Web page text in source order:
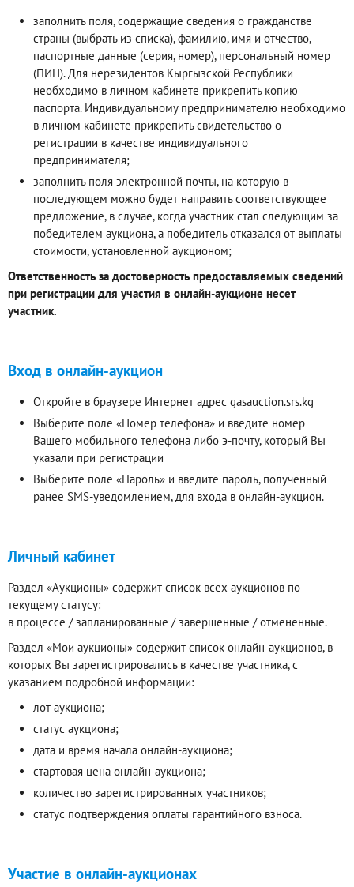
заполнить поля, содержащие сведения о гражданстве
страны (выбрать из списка), фамилию, имя и отчество,
паспортные данные (серия, номер), персональный номер
(ПИН). Для нерезидентов Кыргызской Республики
необходимо в личном кабинете прикрепить копию
паспорта. Индивидуальному предпринимателю необходимо
в личном кабинете прикрепить свидетельство о
регистрации в качестве индивидуального
предпринимателя;
заполнить поля электронной почты, на которую в
последующем можно будет направить соответствующее
предложение, в случае, когда участник стал следующим за
победителем аукциона, а победитель отказался от выплаты
стоимости, установленной аукционом;
Ответственность за достоверность предоставляемых сведений
при регистрации для участия в онлайн-аукционе несет
участник.
Вход в онлайн-аукцион
Откройте в браузере Интернет адрес gasauction.srs.kg
Выберите поле «Номер телефона» и введите номер
Вашего мобильного телефона либо э-почту, который Вы
указали при регистрации
Выберите поле «Пароль» и введите пароль, полученный
ранее SMS-уведомлением, для входа в онлайн-аукцион.
Личный кабинет
Раздел «Аукционы» содержит список всех аукционов по
текущему статусу:
в процессе / запланированные / завершенные / отмененные.
Раздел «Мои аукционы» содержит список онлайн-аукционов, в
которых Вы зарегистрировались в качестве участника, с
указанием подробной информации:
лот аукциона;
статус аукциона;
дата и время начала онлайн-аукциона;
стартовая цена онлайн-аукциона;
количество зарегистрированных участников;
статус подтверждения оплаты гарантийного взноса.
Участие в онлайн-аукционах